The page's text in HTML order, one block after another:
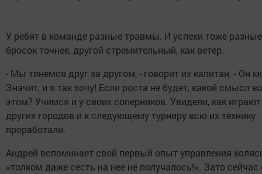
У ребят в команде разные травмы. И успехи тоже
бросок точнее, другой стремительный, как ветер.
- Мы тянемся друг за другом, - говорит их капитан. - Он
Значит, и я так хочу! Если роста не будет, какой смысл
этом? Учимся и у своих соперников. Увидели, как
других городов и к следующему турниру всю их технику
проработали.
Андрей вспоминает свой первый опыт управления
«толком даже сесть на нее не получалось!». Зато сейчас